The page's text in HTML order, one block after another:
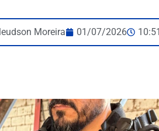
Moreira 01/07/2026 10:51